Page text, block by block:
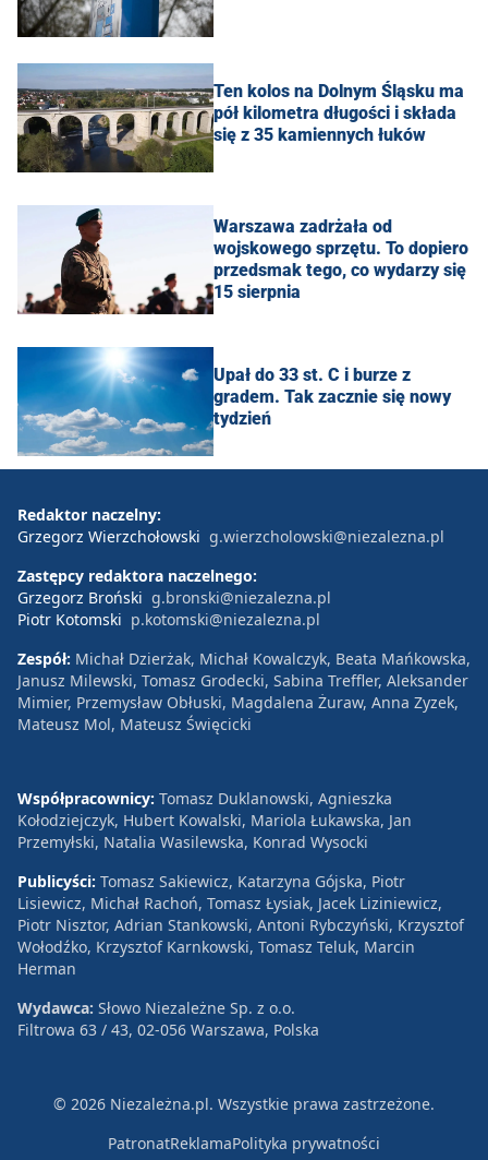
Ten kolos na Dolnym Śląsku ma
pół kilometra długości i składa
się z 35 kamiennych łuków
Warszawa zadrżała od
wojskowego sprzętu. To dopiero
przedsmak tego, co wydarzy się
15 sierpnia
Upał do 33 st. C i burze z
gradem. Tak zacznie się nowy
tydzień
Redaktor naczelny:
Grzegorz Wierzchołowski g.wierzcholowski@niezalezna.pl
Zastępcy redaktora naczelnego:
Grzegorz Broński g.bronski@niezalezna.pl
Piotr Kotomski p.kotomski@niezalezna.pl
Zespół: Michał Dzierżak, Michał Kowalczyk, Beata Mańkowska,
Janusz Milewski, Tomasz Grodecki, Sabina Treffler, Aleksander
Mimier, Przemysław Obłuski, Magdalena Żuraw, Anna Zyzek,
Mateusz Mol, Mateusz Święcicki
Współpracownicy: Tomasz Duklanowski, Agnieszka
Kołodziejczyk, Hubert Kowalski, Mariola Łukawska, Jan
Przemyłski, Natalia Wasilewska, Konrad Wysocki
Publicyści: Tomasz Sakiewicz, Katarzyna Gójska, Piotr
Lisiewicz, Michał Rachoń, Tomasz Łysiak, Jacek Liziniewicz,
Piotr Nisztor, Adrian Stankowski, Antoni Rybczyński, Krzysztof
Wołodźko, Krzysztof Karnkowski, Tomasz Teluk, Marcin
Herman
Wydawca: Słowo Niezależne Sp. z o.o.
Filtrowa 63 / 43, 02-056 Warszawa, Polska
© 2026 Niezależna.pl. Wszystkie prawa zastrzeżone.
PatronatReklamaPolityka prywatności